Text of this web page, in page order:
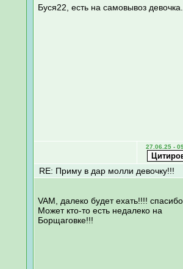
Буся22, есть на самовывоз девочка.
27.06.25 -
RE: Приму в дар молли девочку!!!
VAM, далеко будет ехать!!!!
Может кто-то есть недалеко на
Борщаговке!!!